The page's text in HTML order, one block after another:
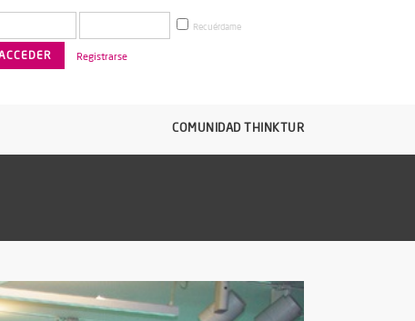
Recuérdame
Registrarse
COMUNIDAD THINKTUR